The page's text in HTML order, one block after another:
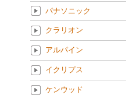
パナソニック
クラリオン
アルパイン
イクリプス
ケンウッド